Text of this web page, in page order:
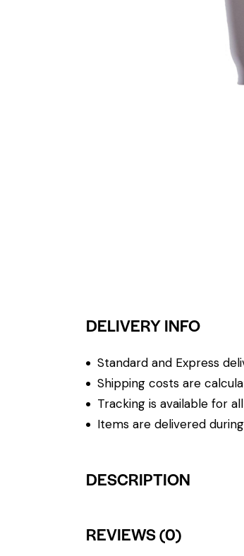
DELIVERY INFO
Standard and Express
Shipping costs are
Tracking is available for
Items are delivered
DESCRIPTION
REVIEWS (0)